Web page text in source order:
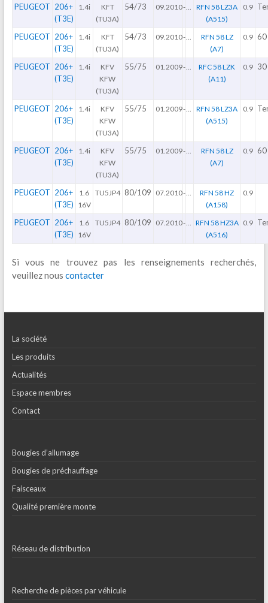
PEUGEOT 206+
(T3E)
1.4i
KFT
(TU3A)
54/73 09.2010-
RFN 58 LZ3A
(A515)
0.9
PEUGEOT 206+
(T3E)
1.4i
KFT
(TU3A)
54/73 09.2010-
RFN 58 LZ
(A7)
0.9 60
PEUGEOT 206+
(T3E)
1.4i
KFV
KFW
(TU3A)
55/75 01.2009-
RFC 58 LZK
(A11)
0.9
PEUGEOT 206+
(T3E)
1.4i
KFV
KFW
(TU3A)
55/75 01.2009-
RFN 58 LZ3A
(A515)
0.9
PEUGEOT 206+
(T3E)
1.4i
KFV
KFW
(TU3A)
55/75 01.2009-
RFN 58 LZ
(A7)
0.9 60
PEUGEOT 206+
(T3E)
1.6
16V
TU5JP4 80/109 07.2010-
RFN 58 HZ
(A158)
0.9
PEUGEOT 206+
(T3E)
1.6
16V
TU5JP4 80/109 07.2010-
RFN 58 HZ3A
(A516)
0.9
Si vous ne trouvez pas les renseignements recherchés,
veuillez nous contacter
La société
Les produits
Actualités
Espace membres
Contact
Bougies d’allumage
Bougies de préchauffage
Faisceaux
Qualité première monte
Réseau de distribution
Recherche de pièces par véhicule